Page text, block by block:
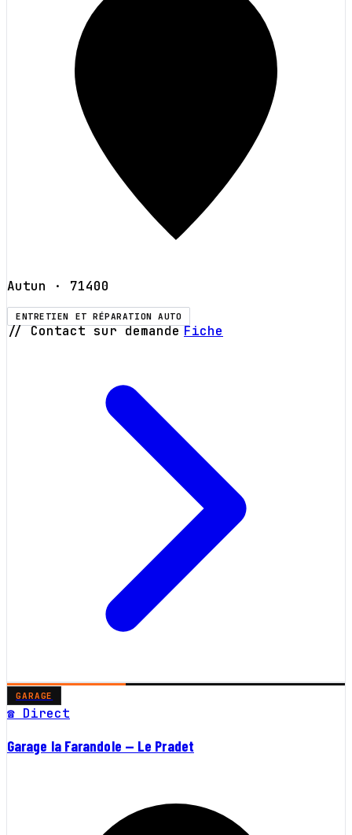
Autun · 71400
ENTRETIEN ET RÉPARATION AUTO
// Contact sur demande Fiche
GARAGE
☎ Direct
Garage la Farandole — Le Pradet